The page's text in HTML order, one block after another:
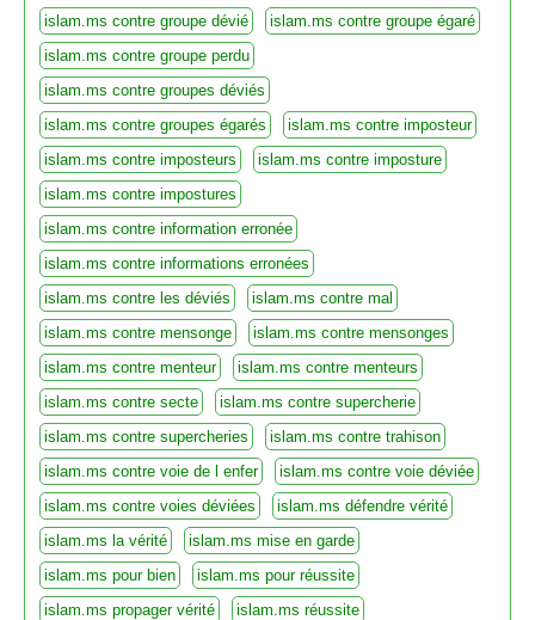
islam.ms contre groupe dévié
islam.ms contre groupe égaré
islam.ms contre groupe perdu
islam.ms contre groupes déviés
islam.ms contre groupes égarés
islam.ms contre imposteur
islam.ms contre imposteurs
islam.ms contre imposture
islam.ms contre impostures
islam.ms contre information erronée
islam.ms contre informations erronées
islam.ms contre les déviés
islam.ms contre mal
islam.ms contre mensonge
islam.ms contre mensonges
islam.ms contre menteur
islam.ms contre menteurs
islam.ms contre secte
islam.ms contre supercherie
islam.ms contre supercheries
islam.ms contre trahison
islam.ms contre voie de l enfer
islam.ms contre voie déviée
islam.ms contre voies déviées
islam.ms défendre vérité
islam.ms la vérité
islam.ms mise en garde
islam.ms pour bien
islam.ms pour réussite
islam.ms propager vérité
islam.ms réussite